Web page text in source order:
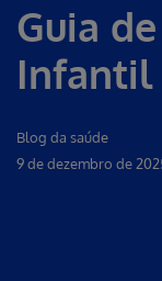
Guia
Infantil
Blog da saúde
9 de dezembro de